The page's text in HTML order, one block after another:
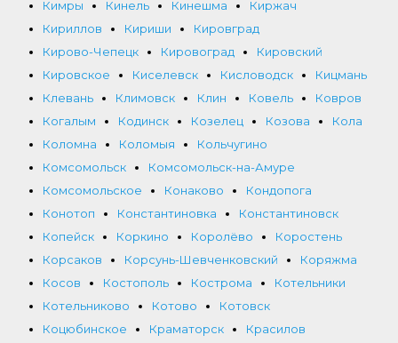
Кимры
Кинель Кинешма
Киржач
Кириллов
Кириши
Кировград
Кирово-Чепецк
Кировоград
Кировский
Кировское
Киселевск Кисловодск
Кицмань
Клевань
Климовск Клин Ковель
Ковров
Когалым
Кодинск Козелец Козова
Кола
Коломна
Коломыя
Кольчугино
Комсомольск
Комсомольск-на-Амуре
Комсомольское
Конаково
Кондопога
Конотоп
Константиновка
Константиновск
Копейск
Коркино Королёво
Коростень
Корсаков
Корсунь-Шевченковский
Коряжма
Косов
Костополь Кострома
Котельники
Котельниково
Котово
Котовск
Коцюбинское
Краматорск
Красилов